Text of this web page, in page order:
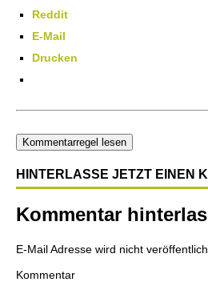
Reddit
E-Mail
Drucken
Kommentarregel lesen
HINTERLASSE JETZT EINEN
Kommentar
E-Mail Adresse wird nicht
Kommentar